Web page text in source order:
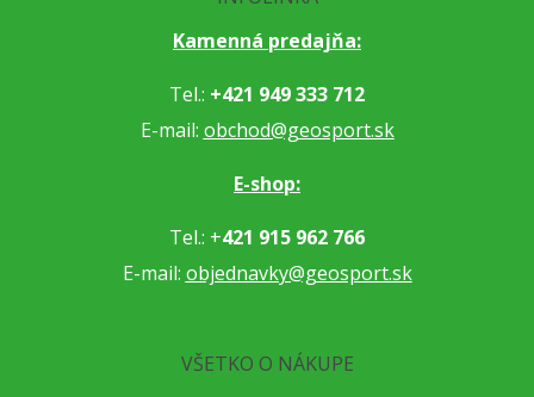
Kamenná predajňa:
Tel.: +421 949 333 712
E-mail: obchod@geosport.sk
E-shop:
Tel.: +421 915 962 766
E-mail: objednavky@geosport.sk
VŠETKO O NÁKUPE